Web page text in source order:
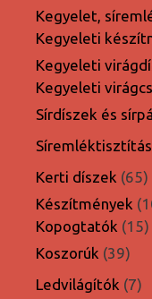
Kegyelet,
Kegyeleti
Kegyeleti
Kegyeleti
Sírdíszek és
Síremléktisztítás
Kerti díszek 6565
Készítmények
Kopogtatók 1515
Koszorúk 3939
Ledvilágítók 77